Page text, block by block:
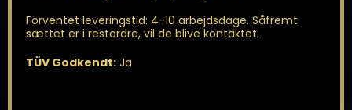
Forventet leveringstid: 4-10 arbejdsdage. Såfremt
sættet er i restordre, vil de blive kontaktet.
TÜV Godkendt:Ja